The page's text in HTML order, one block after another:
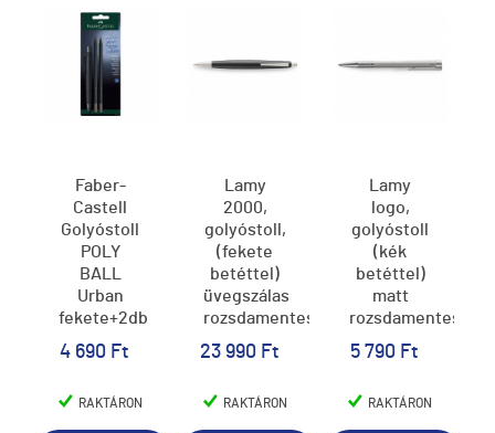
Faber-
Castell
Golyóstoll
POLY
BALL
Urban
fekete+2db
grafitceruza
4 690 Ft
RAKTÁRON
Lamy
2000,
golyóstoll,
(fekete
betéttel)
üvegszálas
rozsdamentes
acél,
fekete,
23 990 Ft
RAKTÁRON
Lamy
logo,
golyóstoll
(kék
betéttel)
matt
rozsdamentes
acél, 206
5 790 Ft
RAKTÁRON